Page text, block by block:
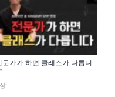
문가가 하면 클래스가 다릅니